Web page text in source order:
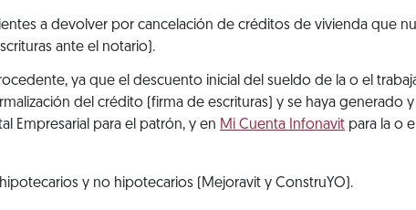
a devolver por cancelación de créditos de vivienda que
ante el notario).
ya que el descuento inicial del sueldo de la o el
del crédito (firma de escrituras) y se haya generado
Empresarial para el patrón, y en Mi Cuenta Infonavit para la o
y no hipotecarios (Mejoravit y ConstruYO).